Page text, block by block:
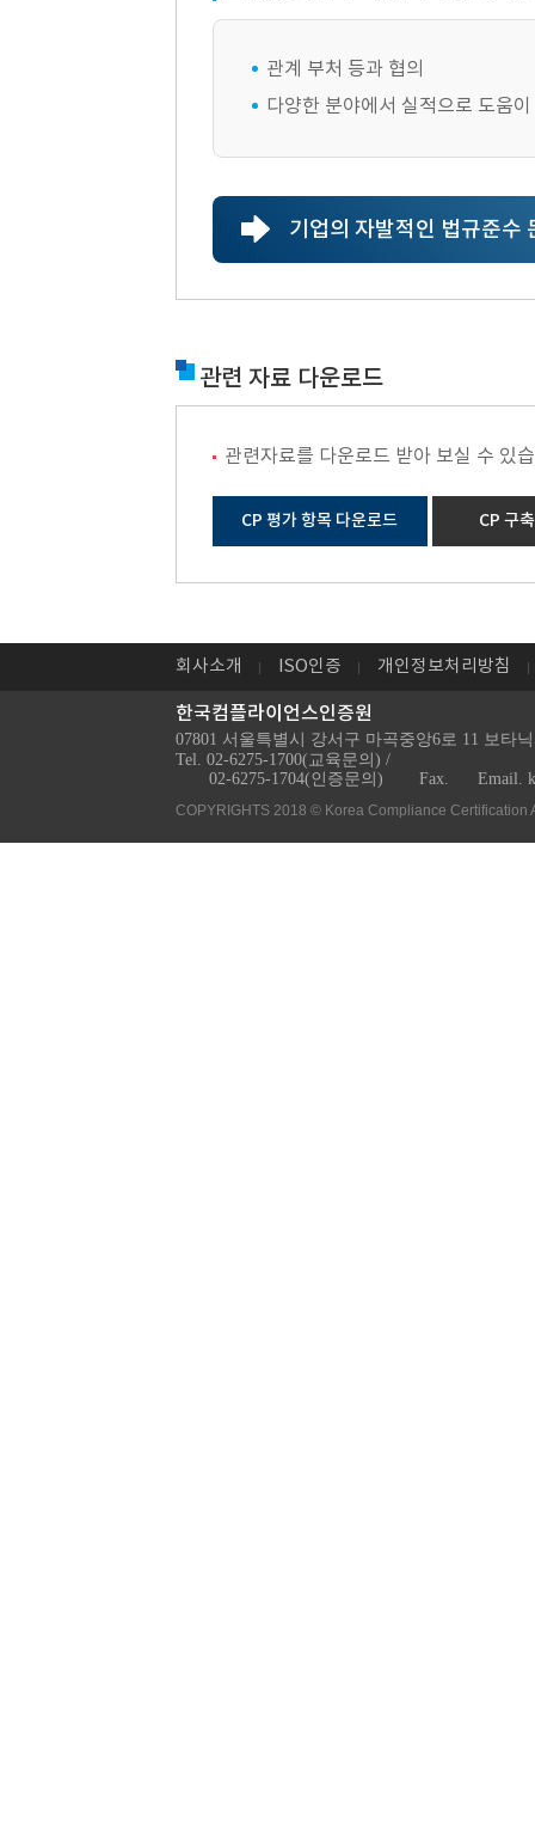
관계 부처 등과 협의
다양한 분야에서 실적으로 도움
기업의 자발적인 법규준수
관련 자료 다운로드
관련자료를 다운로드 받아 보실 수 있
회사소개 ISO인증 개인정보처리방침
한국컴플라이언스인증원
07801 서울특별시 강서구 마곡중앙6로 11 보타
Tel. 02-6275-1700(교육문의) /
02-6275-1704(인증문의)
Fax. Email.
COPYRIGHTS 2018 © Korea Compliance Certification